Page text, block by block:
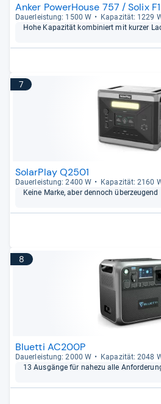
Anker PowerHouse 757 / Solix
Dau­er­leis­tung: 1500 W Kapa­zi­tät: 1229
Hohe Kapa­zi­tät kom­bi­niert mit kur­zer
7
SolarPlay Q2501
Dau­er­leis­tung: 2400 W Kapa­zi­tät: 2160
Keine Marke, aber den­noch über­zeu­gend
8
Bluetti AC200P
Dau­er­leis­tung: 2000 W Kapa­zi­tät: 2048
13 Aus­gänge für nahezu alle